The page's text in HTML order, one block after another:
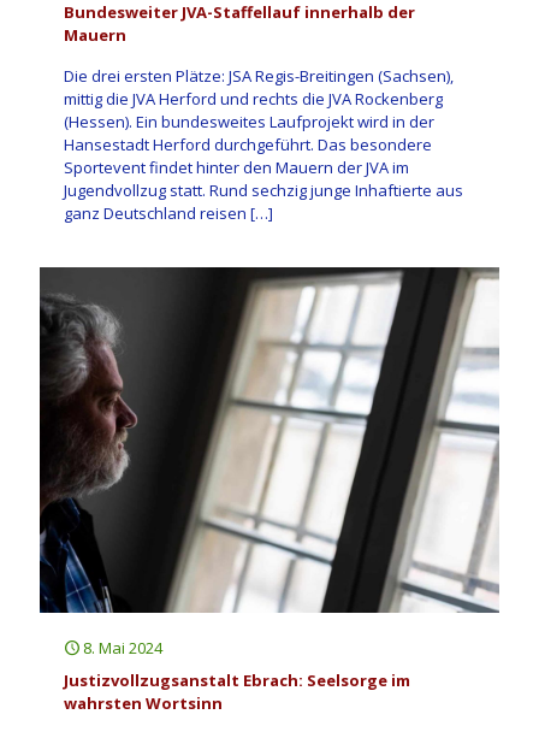
Bundesweiter JVA-Staffellauf innerhalb der
Mauern
Die drei ersten Plätze: JSA Regis-Breitingen (Sachsen),
mittig die JVA Herford und rechts die JVA Rockenberg
(Hessen). Ein bundesweites Laufprojekt wird in der
Hansestadt Herford durchgeführt. Das besondere
Sportevent findet hinter den Mauern der JVA im
Jugendvollzug statt. Rund sechzig junge Inhaftierte aus
ganz Deutschland reisen […]
8. Mai 2024
Justizvollzugsanstalt Ebrach: Seelsorge im
wahrsten Wortsinn